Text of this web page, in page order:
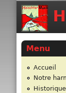
Menu
Accueil
Notre
Historique